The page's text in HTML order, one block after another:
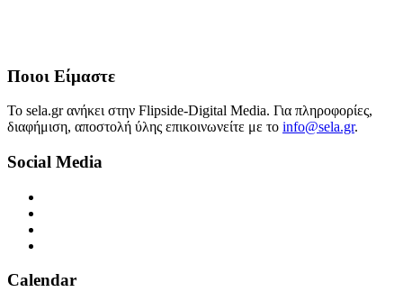
Ποιοι Είμαστε
Το sela.gr ανήκει στην Flipside-Digital Media. Για πληροφορίες,
διαφήμιση, αποστολή ύλης επικοινωνείτε με το info@sela.gr.
Social Media
Calendar